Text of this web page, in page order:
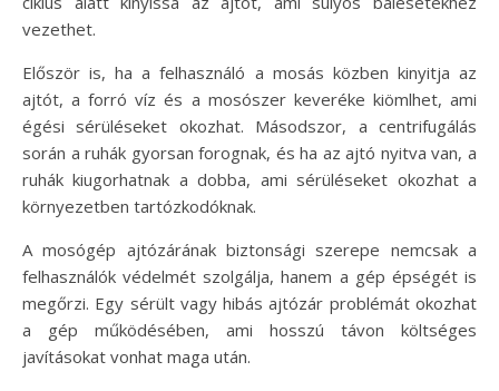
vezethet.
Először is, ha a felhasználó a mosás közben kinyitja az
ajtót, a forró víz és a mosószer keveréke kiömlhet, ami
égési sérüléseket okozhat. Másodszor, a centrifugálás
során a ruhák gyorsan forognak, és ha az ajtó nyitva van, a
ruhák kiugorhatnak a dobba, ami sérüléseket okozhat a
környezetben tartózkodóknak.
A mosógép ajtózárának biztonsági szerepe nemcsak a
felhasználók védelmét szolgálja, hanem a gép épségét is
megőrzi. Egy sérült vagy hibás ajtózár problémát okozhat
a gép működésében, ami hosszú távon költséges
javításokat vonhat maga után.